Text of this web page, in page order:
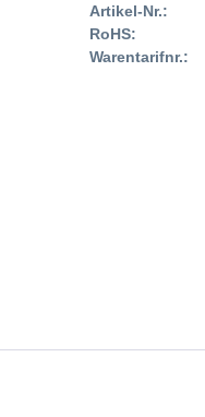
Artikel-Nr.:
RoHS:
Warentarifnr.: